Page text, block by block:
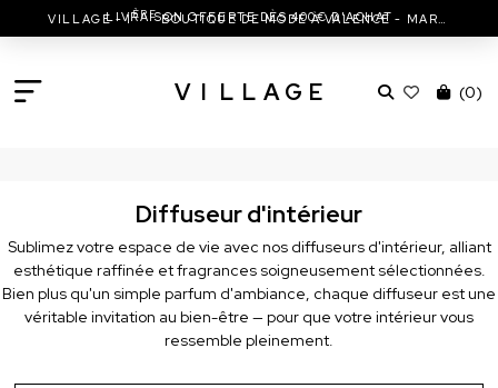
VILLAGE - 1ÈREBOUTIQUE DE MODE À VALENCE - MARC JACOBS - ISABEL MARANT & MORE
LIVRAISON OFFERTE DÈS 400€ D'ACHAT
V I L L A G E (0)
Diffuseur d'intérieur
Sublimez votre espace de vie avec nos diffuseurs d'intérieur, alliant
esthétique raffinée et fragrances soigneusement sélectionnées.
Bien plus qu'un simple parfum d'ambiance, chaque diffuseur est une
véritable invitation au bien-être — pour que votre intérieur vous
ressemble pleinement.